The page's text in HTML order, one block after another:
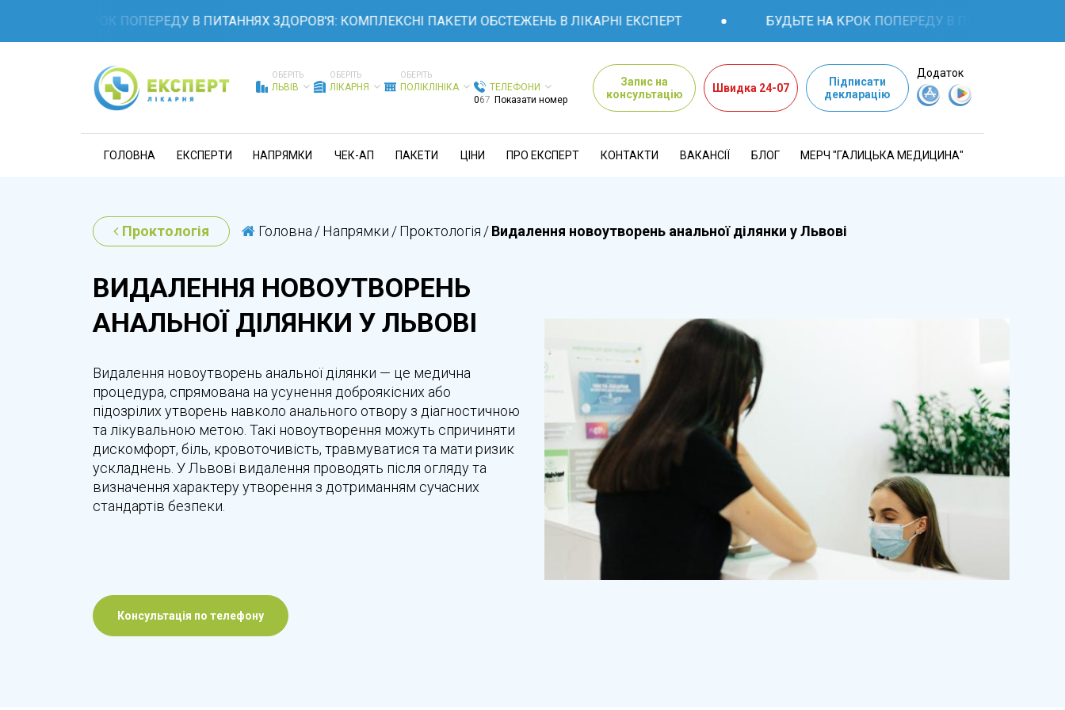
НА КРОК ПОПЕРЕДУ В ПИТАННЯХ ЗДОРОВ'Я: КОМПЛЕКСНІ ПАКЕТИ ОБСТЕЖЕНЬ В ЛІКАРНІ ЕКСПЕРТ БУДЬТЕ НА КРОК ПОПЕРЕДУ В ПИТАННЯХ ЗДОРОВ'Я:
ОБЕРІТЬ
ЛЬВІВ
ОБЕРІТЬ
ЛІКАРНЯ
ОБЕРІТЬ
ПОЛІКЛІНІКА
ТЕЛЕФОНИ
067 Показати номер
Запис на
консультацію
Швидка 24-07
Підписати
декларацію
Додаток
ГОЛОВНА ЕКСПЕРТИ НАПРЯМКИ ЧЕК-АП ПАКЕТИ ЦІНИ ПРО ЕКСПЕРТ КОНТАКТИ ВАКАНСІЇ БЛОГ МЕРЧ "ГАЛИЦЬКА МЕДИЦИНА"
Проктологія Головна /Напрямки /Проктологія /Видалення новоутворень анальної ділянки у Львові
ВИДАЛЕННЯ НОВОУТВОРЕНЬ
АНАЛЬНОЇ ДІЛЯНКИ У ЛЬВОВІ
Видалення новоутворень анальної ділянки — це медична
процедура, спрямована на усунення доброякісних або
підозрілих утворень навколо анального отвору з діагностичною
та лікувальною метою. Такі новоутворення можуть спричиняти
дискомфорт, біль, кровоточивість, травмуватися та мати ризик
ускладнень. У Львові видалення проводять після огляду та
визначення характеру утворення з дотриманням сучасних
стандартів безпеки.
Консультація по телефону